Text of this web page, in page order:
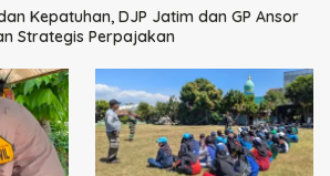
Kepatuhan, DJP Jatim dan GP Ansor
Strategis Perpajakan